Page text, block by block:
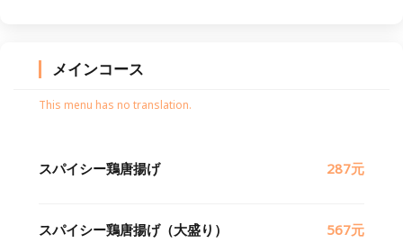
メインコース
This menu has no translation.
スパイシー鶏唐揚げ 287元
スパイシー鶏唐揚げ（大盛り） 567元